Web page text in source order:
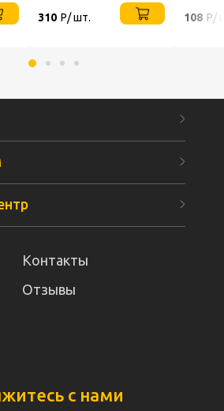
310 Р/ шт. 108 Р/
Контакты
Отзывы
с нами